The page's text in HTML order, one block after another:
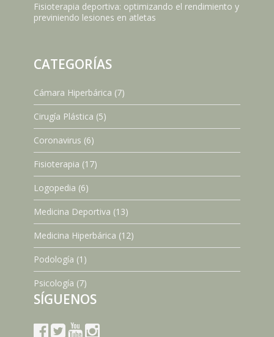
Fisioterapia deportiva: optimizando el rendimiento y
previniendo lesiones en atletas
CATEGORÍAS
Cámara Hiperbárica (7)
Cirugía Plástica (5)
Coronavirus (6)
Fisioterapia (17)
Logopedia (6)
Medicina Deportiva (13)
Medicina Hiperbárica (12)
Podología (1)
Psicología (7)
SÍGUENOS